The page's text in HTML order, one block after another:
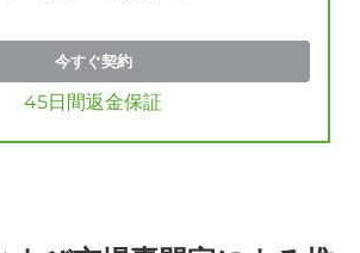
今すぐ契約
45日間返金保証